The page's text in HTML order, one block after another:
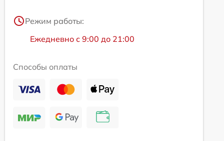
Режим работы:
Ежедневно с 9:00 до 21:00
Способы оплаты